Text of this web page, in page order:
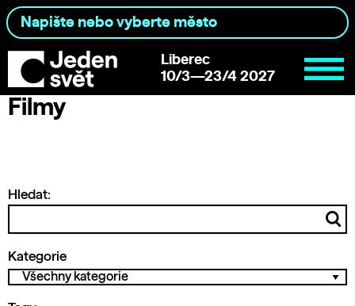
Liberec
10/3—23/4 2027
Filmy
Hledat:
Kategorie